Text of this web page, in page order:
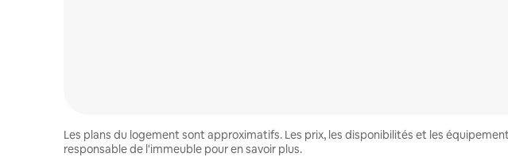
Les plans du logement sont approximatifs. Les prix, les disponibilités et les
responsable de l'immeuble pour en savoir plus.